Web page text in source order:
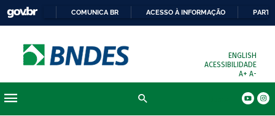
COMUNICA BR ACESSO À INFORMAÇÃO
ENGLISH
ACESSIBILIDADE
A+ A-